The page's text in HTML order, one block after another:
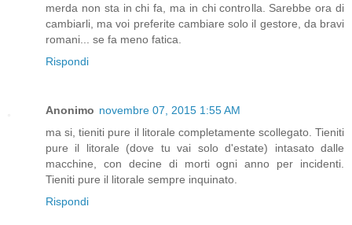
merda non sta in chi fa, ma in chi controlla. Sarebbe ora di
cambiarli, ma voi preferite cambiare solo il gestore, da bravi
romani... se fa meno fatica.
Rispondi
Anonimo novembre 07, 2015 1:55 AM
ma si, tieniti pure il litorale completamente scollegato. Tieniti
pure il litorale (dove tu vai solo d'estate) intasato dalle
macchine, con decine di morti ogni anno per incidenti.
Tieniti pure il litorale sempre inquinato.
Rispondi